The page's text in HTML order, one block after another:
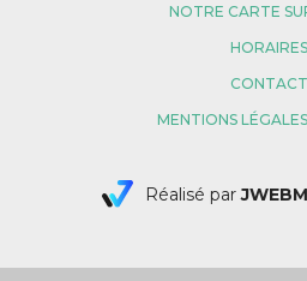
NOTRE CARTE
HORAIRES
CONTACT
MENTIONS
Réalisé par